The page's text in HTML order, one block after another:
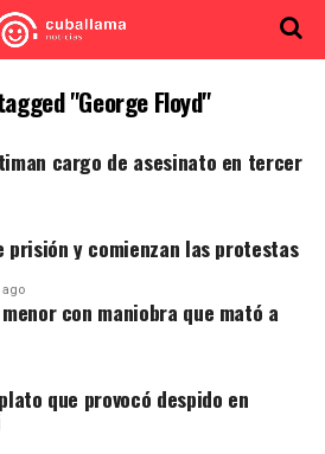
"George Floyd"
cargo de asesinato en tercer
prisión y comienzan las protestas
ago
con maniobra que mató a
que provocó despido en